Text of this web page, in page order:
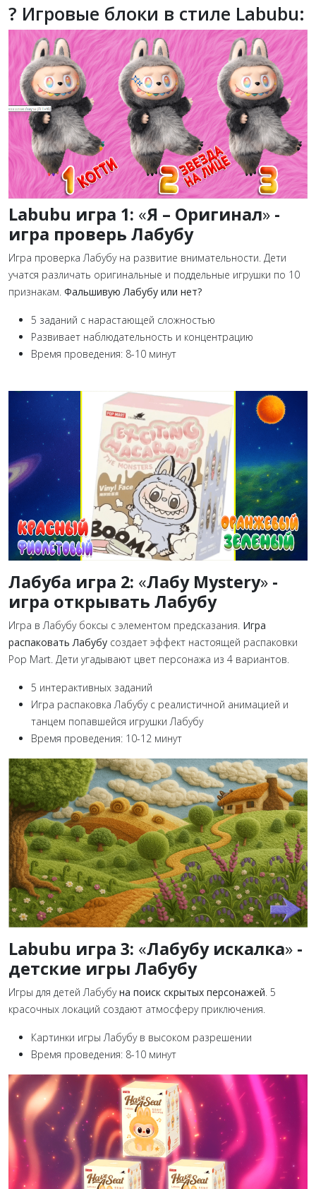
? Игровые блоки в стиле Labubu:
Labubu игра 1: «Я – Оригинал» -
игра проверь Лабубу
Игра проверка Лабубу на развитие внимательности. Дети
учатся различать оригинальные и поддельные игрушки по 10
признакам. Фальшивую Лабубу или нет?
5 заданий с нарастающей сложностью
Развивает наблюдательность и концентрацию
Время проведения: 8-10 минут
Лабуба игра 2: «Лабу Mystery» -
игра открывать Лабубу
Игра в Лабубу боксы с элементом предсказания. Игра
распаковать Лабубу создает эффект настоящей распаковки
Pop Mart. Дети угадывают цвет персонажа из 4 вариантов.
5 интерактивных заданий
Игра распаковка Лабубу с реалистичной анимацией и
танцем попавшейся игрушки Лабубу
Время проведения: 10-12 минут
Labubu игра 3: «Лабубу искалка» -
детские игры Лабубу
Игры для детей Лабубуна поиск скрытых персонажей. 5
красочных локаций создают атмосферу приключения.
Картинки игры Лабубу в высоком разрешении
Время проведения: 8-10 минут